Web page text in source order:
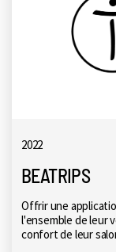
2022
BEATRIPS
Offrir une
l'ensemble de leur
confort de leur